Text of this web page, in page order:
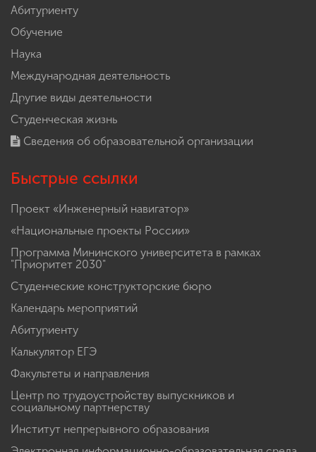
Абитуриенту
Обучение
Наука
Международная деятельность
Другие виды деятельности
Студенческая жизнь
Сведения об образовательной организации
Быстрые ссылки
Проект «Инженерный навигатор»
«Национальные проекты России»
Программа Мининского университета в рамках
"Приоритет 2030"
Студенческие конструкторские бюро
Календарь мероприятий
Абитуриенту
Калькулятор ЕГЭ
Факультеты и направления
Центр по трудоустройству выпускников и
социальному партнерству
Институт непрерывного образования